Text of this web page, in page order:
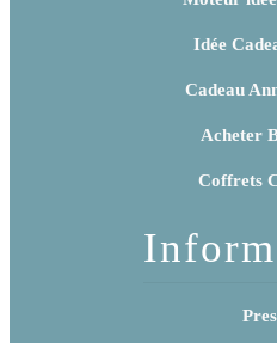
Idée
Cadeau
Acheter
Coffrets